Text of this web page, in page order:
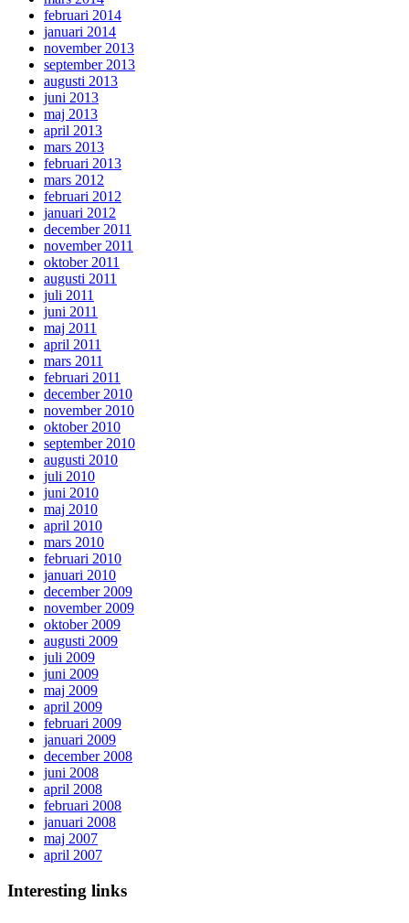
februari 2014
januari 2014
november 2013
september 2013
augusti 2013
juni 2013
maj 2013
april 2013
mars 2013
februari 2013
mars 2012
februari 2012
januari 2012
december 2011
november 2011
oktober 2011
augusti 2011
juli 2011
juni 2011
maj 2011
april 2011
mars 2011
februari 2011
december 2010
november 2010
oktober 2010
september 2010
augusti 2010
juli 2010
juni 2010
maj 2010
april 2010
mars 2010
februari 2010
januari 2010
december 2009
november 2009
oktober 2009
augusti 2009
juli 2009
juni 2009
maj 2009
april 2009
februari 2009
januari 2009
december 2008
juni 2008
april 2008
februari 2008
januari 2008
maj 2007
april 2007
Interesting links